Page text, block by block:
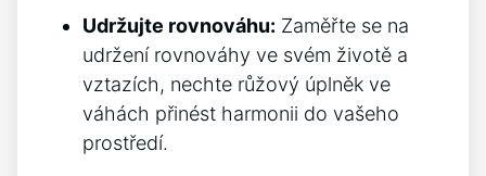
Udržujte ‍rovnováhu: Zaměřte se na
udržení‍ rovnováhy ve svém životě a
vztazích, nechte ⁢růžový úplněk ve⁣
váhách přinést harmonii do⁢ vašeho
prostředí.